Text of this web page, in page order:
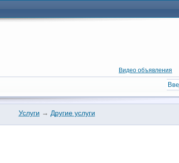
Видео объявления
Услуги → Другие услуги